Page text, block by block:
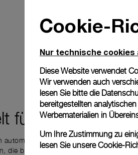
für PRÄZISION
Chronographenwerk mit
die bei Regatten von entscheidender
Cookie-
Nur technische cookies
Diese Website verwendet
Wir verwenden auch
lesen Sie bitte die
bereitgestellten
Werbematerialien in
Um Ihre Zustimmung zu
lesen Sie unsereCookie-